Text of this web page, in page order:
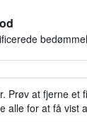
Prøv at fjerne et
alle for at få vist